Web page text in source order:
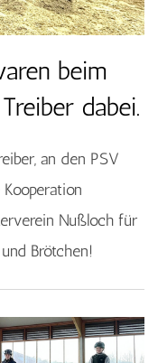
beim
dabei.
an den PSV
Nußloch für
Brötchen!